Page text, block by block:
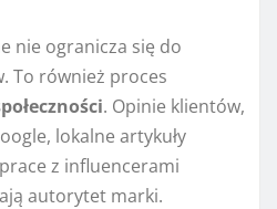
nie ogranicza się do
To również proces
. Opinie klientów,
lokalne artykuły
z influencerami
autorytet marki.